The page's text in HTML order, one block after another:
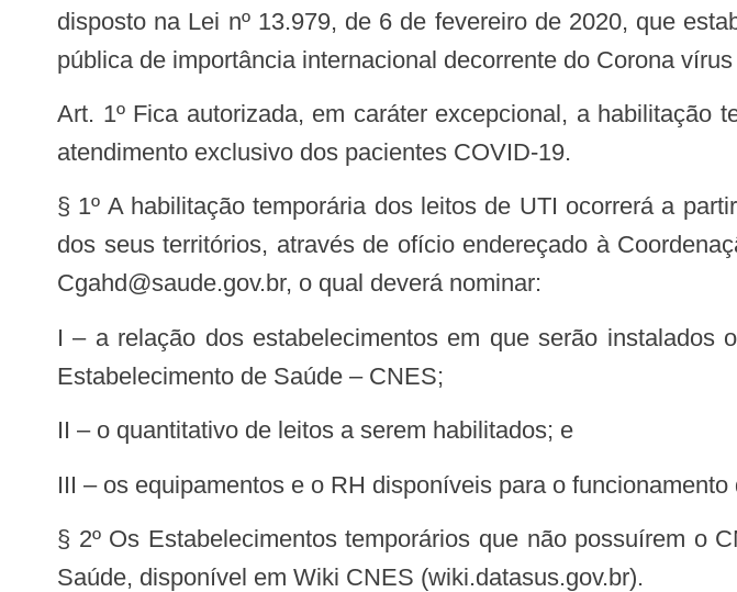
disposto na Lei nº 13.979, de 6 de fevereiro de 2020, que
pública de importância internacional decorrente do Corona
Art. 1º Fica autorizada, em caráter excepcional, a habilitação temporária de leitos de Unidade de Terapia Intensiva Adulto para
atendimento exclusivo dos pacientes COVID-19.
§ 1º A habilitação temporária dos leitos de UTI ocorrerá a
dos seus territórios, através de ofício endereçado à
cgahd@saude.gov.br, o qual deverá nominar:
I – a relação dos estabelecimentos em que serão instalados os leitos de UTI, com os seus espectivos Cadastro Nacional de
Estabelecimento de Saúde – CNES;
II – o quantitativo de leitos a serem habilitados; e
III – os equipamentos e o RH disponíveis para o funcionamento
§ 2º Os Estabelecimentos temporários que não possuírem o
Saúde, disponível em Wiki CNES (wiki.datasus.gov.br).